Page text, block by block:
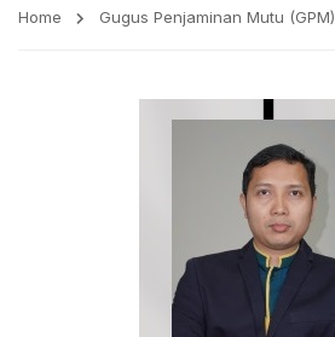
Home Gugus Penjaminan Mutu (GPM)